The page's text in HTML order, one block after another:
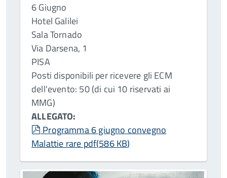
6 Giugno
Hotel Galilei
Sala Tornado
Via Darsena, 1
PISA
Posti disponibili per ricevere gli ECM
dell'evento: 50 (di cui 10 riservati ai
MMG)
ALLEGATO:
pdf
Programma 6 giugno convegno
Malattie rare pdf(586 KB)